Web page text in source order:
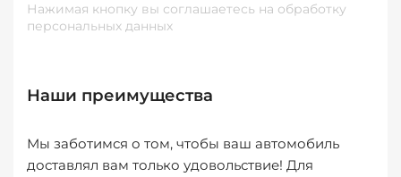
Нажимая кнопку вы соглашаетесь на обработку
персональных данных
Наши преимущества
Мы заботимся о том, чтобы ваш автомобиль
доставлял вам только удовольствие! Для